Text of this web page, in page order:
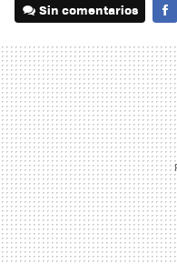
Sin comentarios